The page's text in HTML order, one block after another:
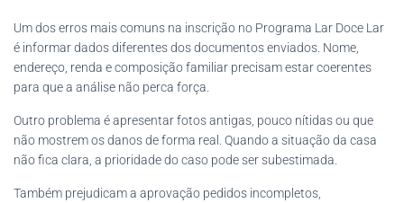
Um dos erros mais comuns na inscrição no Programa Lar Doce Lar
é informar dados diferentes dos documentos enviados. Nome,
endereço, renda e composição familiar precisam estar coerentes
para que a análise não perca força.
Outro problema é apresentar fotos antigas, pouco nítidas ou que
não mostrem os danos de forma real. Quando a situação da casa
não fica clara, a prioridade do caso pode ser subestimada.
Também prejudicam a aprovação pedidos incompletos,